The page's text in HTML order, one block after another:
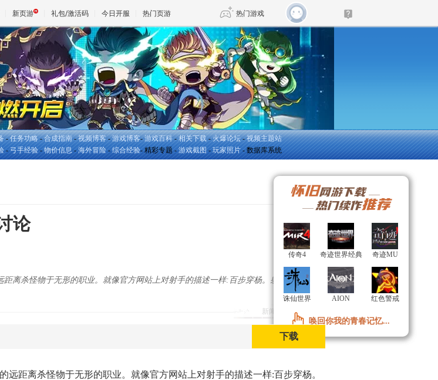
新页游 礼包/激活码 今日开服 热门页游 热门游戏
魔兽 DNF 传奇4
天堂 剑网3旗舰版 新天龙八部
王权与自由 诛仙世界 新仙侠5
-任务功略-合成指南-视频博客-游戏博客-游戏百科-相关下载-火爆论坛-视频主题站
-弓手经验-物价信息-海外冒险-综合经验- 精彩专题 -游戏截图-玩家照片- 数据库系统
论
神评论
新闻导语
离杀怪物于无形的职业。就像官方网站上对射手的描述一样:百步穿杨。射手更具
下载
远距离杀怪物于无形的职业。就像官方网站上对射手的描述一样:百步穿杨。
传奇4 奇迹世界经典 奇迹MU
诛仙世界 AION 红色警戒
唤回你我的青春记忆...
传奇4 奇迹世界经典 奇迹MU
诛仙世界 AION 红色警戒
唤回你我的青春记忆...